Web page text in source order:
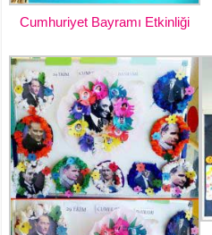
Cumhuriyet Bayramı Etkinliği